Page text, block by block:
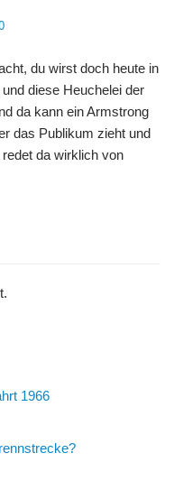
du wirst doch heute in
diese Heuchelei der
da kann ein Armstrong
das Publikum zieht und
da wirklich von
1966